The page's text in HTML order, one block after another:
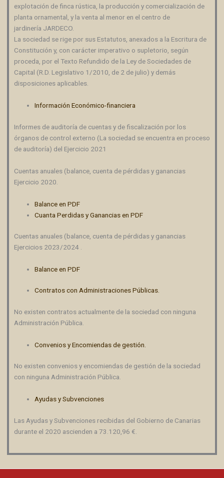
explotación de finca rústica, la producción y comercialización de
planta ornamental, y la venta al menor en el centro de
jardinería JARDECO.
La sociedad se rige por sus Estatutos, anexados a la Escritura de
Constitución y, con carácter imperativo o supletorio, según
proceda, por el Texto Refundido de la Ley de Sociedades de
Capital (R.D. Legislativo 1/2010, de 2 de julio) y demás
disposiciones aplicables.
Información Económico-financiera
Informes de auditoría de cuentas y de fiscalización por los
órganos de control externo (La sociedad se encuentra en proceso
de auditoría) del Ejercicio 2021
Cuentas anuales (balance, cuenta de pérdidas y ganancias
Ejercicio 2020.
Balance en PDF
Cuanta Perdidas y Ganancias en PDF
Cuentas anuales (balance, cuenta de pérdidas y ganancias
Ejercicios 2023/2024 .
Balance en PDF
Contratos con Administraciones Públicas.
No existen contratos actualmente de la sociedad con ninguna
Administración Pública.
Convenios y Encomiendas de gestión.
No existen convenios y encomiendas de gestión de la sociedad
con ninguna Administración Pública.
Ayudas y Subvenciones
Las Ayudas y Subvenciones recibidas del Gobierno de Canarias
durante el 2020 ascienden a 73.120,96 €.